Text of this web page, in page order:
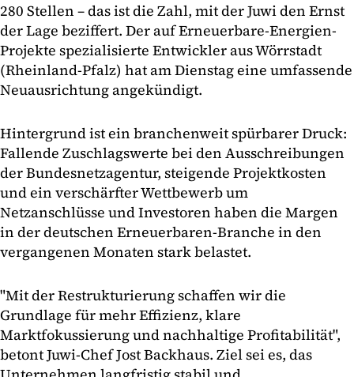
280 Stellen – das ist die Zahl, mit der Juwi den Ernst
der Lage beziffert. Der auf Erneuerbare-Energien-
Projekte spezialisierte Entwickler aus Wörrstadt
(Rheinland-Pfalz) hat am Dienstag eine umfassende
Neuausrichtung angekündigt.
Hintergrund ist ein branchenweit spürbarer Druck:
Fallende Zuschlagswerte bei den Ausschreibungen
der Bundesnetzagentur, steigende Projektkosten
und ein verschärfter Wettbewerb um
Netzanschlüsse und Investoren haben die Margen
in der deutschen Erneuerbaren-Branche in den
vergangenen Monaten stark belastet.
"Mit der Restrukturierung schaffen wir die
Grundlage für mehr Effizienz, klare
Marktfokussierung und nachhaltige Profitabilität",
betont Juwi-Chef Jost Backhaus. Ziel sei es, das